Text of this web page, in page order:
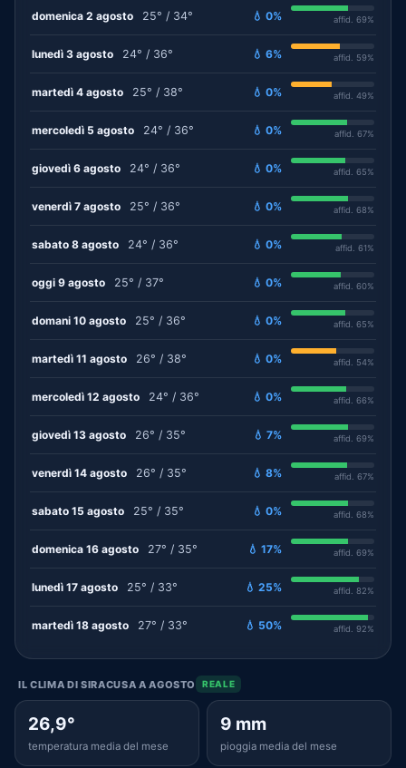
domenica 2 agosto 25° / 34° 💧 0% affid. 69%
lunedì 3 agosto 24° / 36° 💧 6% affid. 59%
martedì 4 agosto 25° / 38° 💧 0% affid. 49%
mercoledì 5 agosto 24° / 36° 💧 0% affid. 67%
giovedì 6 agosto 24° / 36° 💧 0% affid. 65%
venerdì 7 agosto 25° / 36° 💧 0% affid. 68%
sabato 8 agosto 24° / 36° 💧 0% affid. 61%
oggi 9 agosto 25° / 37° 💧 0% affid. 60%
domani 10 agosto 25° / 36° 💧 0% affid. 65%
martedì 11 agosto 26° / 38° 💧 0% affid. 54%
mercoledì 12 agosto 24° / 36° 💧 0% affid. 66%
giovedì 13 agosto 26° / 35° 💧 7% affid. 69%
venerdì 14 agosto 26° / 35° 💧 8% affid. 67%
sabato 15 agosto 25° / 35° 💧 0% affid. 68%
domenica 16 agosto 27° / 35° 💧 17% affid. 69%
lunedì 17 agosto 25° / 33° 💧 25% affid. 82%
martedì 18 agosto 27° / 33° 💧 50% affid. 92%
IL CLIMA DI SIRACUSA A AGOSTO REALE
26,9°
temperatura media del mese
9 mm
pioggia media del mese